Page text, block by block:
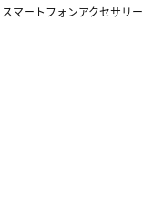
スマートフォンアクセサリー